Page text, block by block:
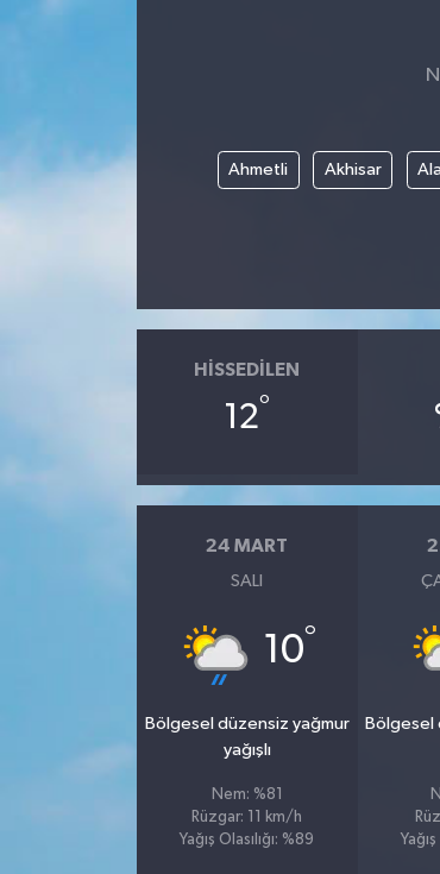
Ahmetli Akhisar
HISSEDILEN
12°
24 MART
SALI
10°
Bölgesel düzensiz yağmur
yağışlı
Nem: %81
Rüzgar: 11 km/h
Yağış Olasılığı: %89
Bölgesel